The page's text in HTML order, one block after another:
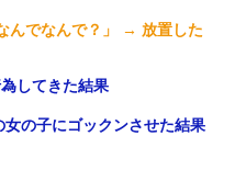
んでなんで？」 → 放置した
してきた結果
の子にゴックンさせた結果